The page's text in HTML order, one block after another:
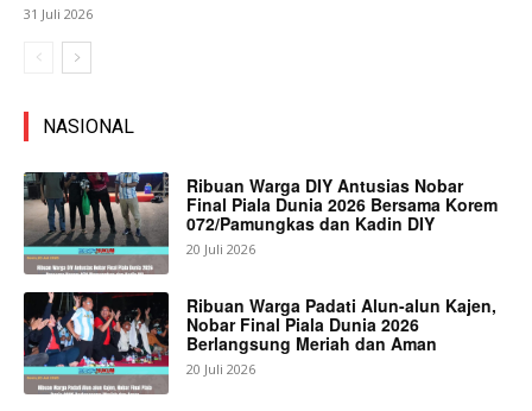
31 Juli 2026
NASIONAL
Ribuan Warga DIY Antusias Nobar
Final Piala Dunia 2026 Bersama Korem
072/Pamungkas dan Kadin DIY
20 Juli 2026
Ribuan Warga Padati Alun-alun Kajen,
Nobar Final Piala Dunia 2026
Berlangsung Meriah dan Aman
20 Juli 2026